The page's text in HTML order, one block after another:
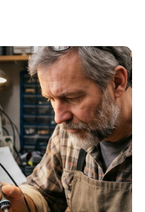
y materiales
los puntos
como
cualidad
sin tener
información
un
email
Somos muy
de
para invertir